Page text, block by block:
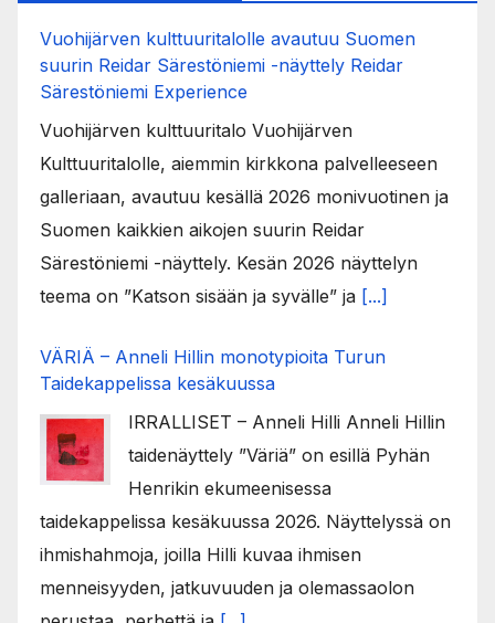
Vuohijärven kulttuuritalolle avautuu Suomen
suurin Reidar Särestöniemi -näyttely Reidar
Särestöniemi Experience
Vuohijärven kulttuuritalo Vuohijärven
Kulttuuritalolle, aiemmin kirkkona palvelleeseen
galleriaan, avautuu kesällä 2026 monivuotinen ja
Suomen kaikkien aikojen suurin Reidar
Särestöniemi -näyttely. Kesän 2026 näyttelyn
teema on ”Katson sisään ja syvälle” ja [...]
VÄRIÄ – Anneli Hillin monotypioita Turun
Taidekappelissa kesäkuussa
IRRALLISET – Anneli Hilli Anneli Hillin
taidenäyttely ”Väriä” on esillä Pyhän
Henrikin ekumeenisessa
taidekappelissa kesäkuussa 2026. Näyttelyssä on
ihmishahmoja, joilla Hilli kuvaa ihmisen
menneisyyden, jatkuvuuden ja olemassaolon